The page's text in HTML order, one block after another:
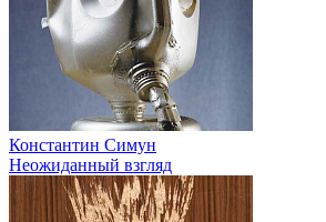
Константин Симун
Неожиданный взгляд